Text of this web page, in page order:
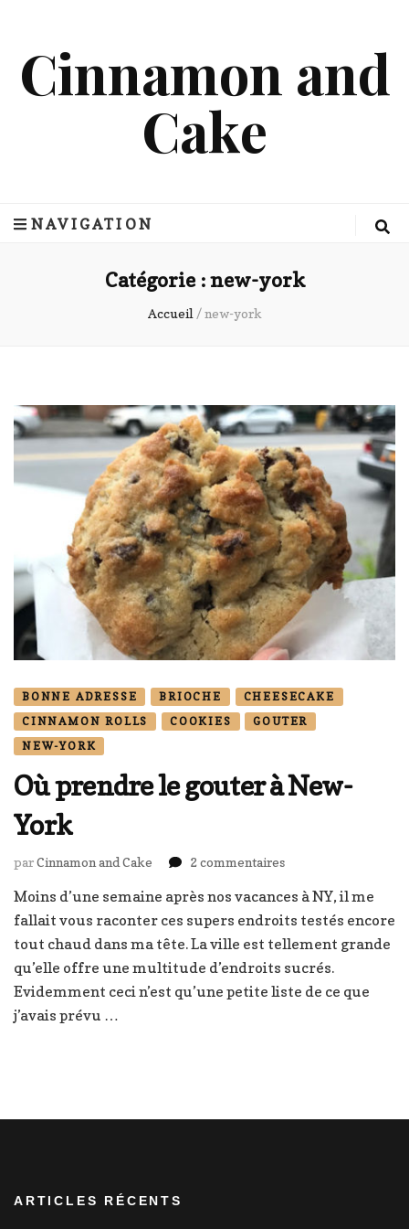
Cinnamon and
Cake
NAVIGATION
Catégorie :new-york
Accueil / new-york
BONNE ADRESSE BRIOCHE
CHEESECAKE
CINNAMON ROLLS
COOKIES
GOUTER
NEW-YORK
Où prendre le gouter à New-
York
parCinnamon and Cake 2 commentairessur
prendre
le
gouter
New-
York
Moins d’une semaine après nos vacances à NY, il me
fallait vous raconter ces supers endroits testés encore
tout chaud dans ma tête. La ville est tellement grande
qu’elle offre une multitude d’endroits sucrés.
Evidemment ceci n’est qu’une petite liste de ce que
j’avais prévu …
ARTICLES RÉCENTS